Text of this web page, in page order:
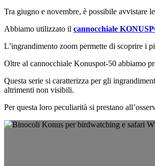
Tra giugno e novembre, è possibile avvistare
Abbiamo utilizzato il cannocchiale
L’ingrandimento zoom permette di scoprire i
Oltre al cannocchiale Konuspot-50 abbiamo
Questa serie si caratterizza per gli
altrimenti non visibili.
Per questa loro peculiarità si prestano